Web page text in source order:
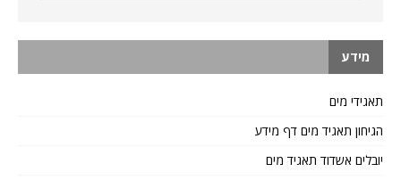
מידע
תאגידי מים
הגיחון תאגיד מים דף מידע
יובלים אשדוד תאגיד מים